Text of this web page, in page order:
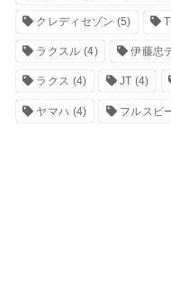
クレディセゾン (5)
ラクスル (4) 伊藤忠
ラクス (4) JT (4)
ヤマハ (4) フルスピ